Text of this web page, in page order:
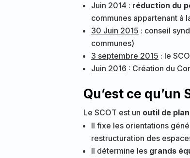
Juin 2014 : réduction du
communes appartenant à
30 Juin 2015 : conseil
communes)
3 septembre 2015 : le
Juin 2016 : Création du
Qu’est ce qu’un
Le SCOT est un outil de
Il fixe les orientations
restructuration des
Il détermine les grands